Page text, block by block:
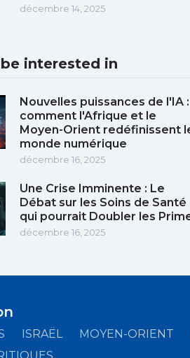
décembre 14, 2025
interested in
Nouvelles puissances de l'IA :
comment l'Afrique et le
Moyen-Orient redéfinissent
monde numérique
décembre 16, 2025
Une Crise Imminente : Le
Débat sur les Soins de Santé
qui pourrait Doubler les
décembre 16, 2025
ISRAËL MOYEN-ORIENT